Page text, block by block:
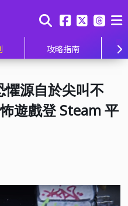
攻略指南
懼源自於尖叫不
遊戲登 Steam 平